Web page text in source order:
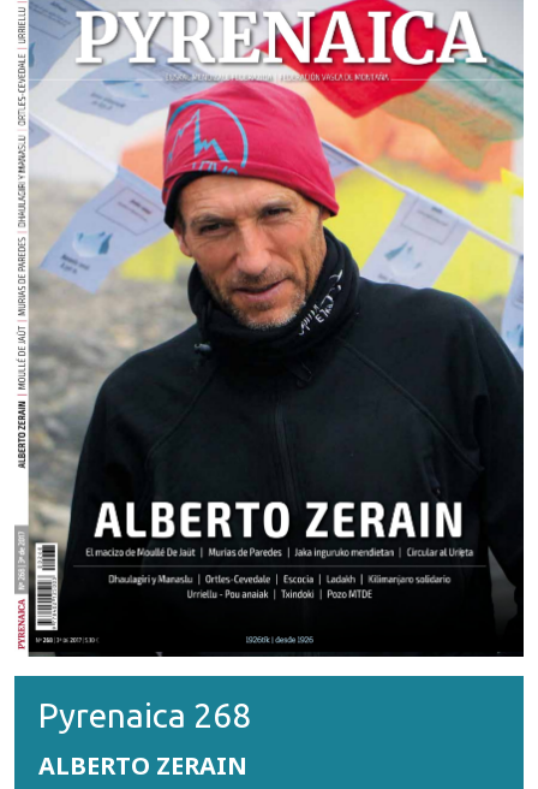
Pyrenaica 268
ALBERTO ZERAIN